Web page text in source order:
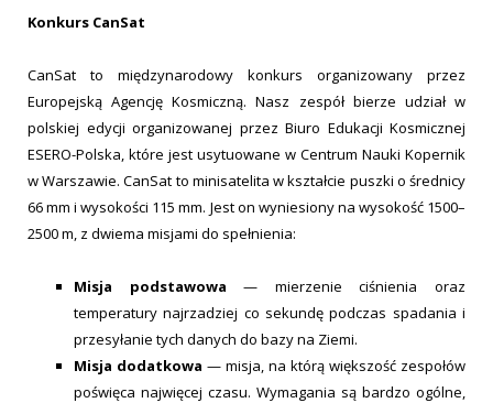
Konkurs CanSat
CanSat to międzynarodowy konkurs organizowany przez
Europejską Agencję Kosmiczną. Nasz zespół bierze udział w
polskiej edycji organizowanej przez Biuro Edukacji Kosmicznej
ESERO-Polska, które jest usytuowane w Centrum Nauki Kopernik
w Warszawie. CanSat to minisatelita w kształcie puszki o średnicy
66 mm i wysokości 115 mm. Jest on wyniesiony na wysokość 1500–
2500 m, z dwiema misjami do spełnienia:
Misja podstawowa — mierzenie ciśnienia oraz
temperatury najrzadziej co sekundę podczas spadania i
przesyłanie tych danych do bazy na Ziemi.
Misja dodatkowa — misja, na którą większość zespołów
poświęca najwięcej czasu. Wymagania są bardzo ogólne,